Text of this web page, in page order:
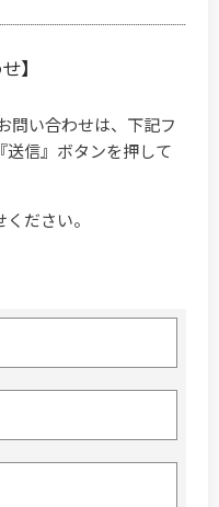
】
問い合わせは、下記フ
送信』ボタンを押して
ださい。